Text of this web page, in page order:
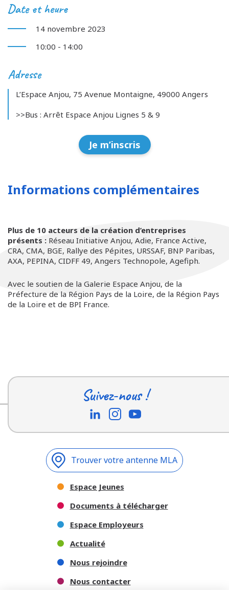
Date et heure
14 novembre 2023
10:00 - 14:00
Adresse
L’Espace Anjou, 75 Avenue Montaigne, 49000 Angers
>>Bus : Arrêt Espace Anjou Lignes 5 & 9
Je m’inscris
Informations complémentaires
Plus de 10 acteurs de la création d’entreprises
présents : Réseau Initiative Anjou, Adie, France Active,
CRA, CMA, BGE, Rallye des Pépites, URSSAF, BNP Paribas,
AXA, PEPINA, CIDFF 49, Angers Technopole, Agefiph.
Avec le soutien de la Galerie Espace Anjou, de la
Préfecture de la Région Pays de la Loire, de la Région Pays
de la Loire et de BPI France.
Suivez-nous !
Trouver votre antenne MLA
Espace Jeunes
Documents à télécharger
Espace Employeurs
Actualité
Nous rejoindre
Nous contacter